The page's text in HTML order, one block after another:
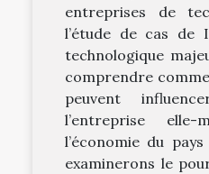
entreprises de
l’étude de cas de
technologique
comprendre
peuvent
l’entreprise elle-
l’économie du
examinerons le